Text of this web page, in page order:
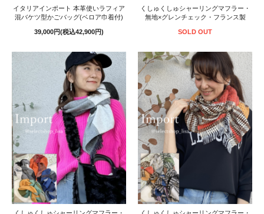
イタリアインポート 本革使いラフィア
混バケツ型かごバッグ(ベロア巾着付)
39,000円(税込42,900円)
くしゅくしゅシャーリングマフラー・
無地×グレンチェック・フランス製
SOLD OUT